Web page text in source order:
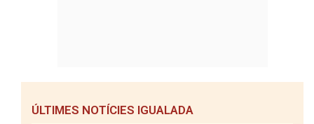
ÚLTIMES NOTÍCIES IGUALADA